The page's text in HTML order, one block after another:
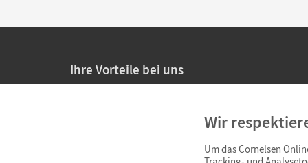
Ihre Vorteile bei uns
Persönliche Angebote für Lehrkräfte
Sicheres Einkaufen mit SSL-Verschlüsselung
Wir
Um das Cornelsen